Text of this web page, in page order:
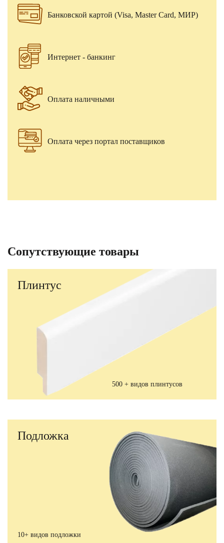
Банковской картой (Visa, Master Card, МИР)
Интернет - банкинг
Оплата наличными
Оплата через портал поставщиков
Сопутствующие товары
Плинтус
500 + видов плинтусов
Подложка
10+ видов подложки